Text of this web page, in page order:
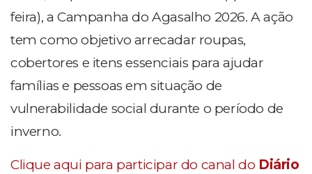
feira), a Campanha do Agasalho 2026. A ação
tem como objetivo arrecadar roupas,
cobertores e itens essenciais para ajudar
famílias e pessoas em situação de
vulnerabilidade social durante o período de
inverno.
Clique aqui para participar do canal do Diário